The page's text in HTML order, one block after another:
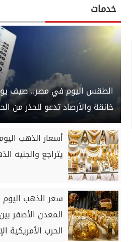
خدمات
الطقس اليوم في مصر.. صيف
خانقة والأرصاد تدعو للحذر من
يتراجع والجنيه
سعر الذهب
المعدن الأصفر
الحرب الأمريكية